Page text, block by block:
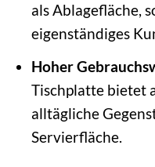
als Ablagefläche,
eigenständiges
Hoher
Tischplatte bietet
alltägliche
Servierfläche.